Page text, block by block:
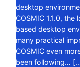
desktop
COSMIC 1.1.0,
based desktop
many practical
COSMIC even
been following…